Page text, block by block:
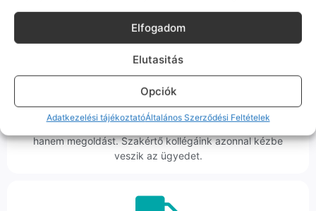
Elfogadom
Elutasitás
Opciók
Adatkezelési tájékoztatóÁltalános Szerződési Feltételek
Korrekt Ügyintézés
Hibázni emberi dolog, de a felelősségvállalás nálunk alap.
Ha ritkán előfordul egy hiba, nem kifogásokat keresünk,
hanem megoldást. Szakértő kollégáink azonnal kézbe
veszik az ügyedet.